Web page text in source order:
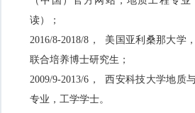
读）；
2016/8-2018/8 ， 美国亚利桑那大学
联合培养博士研究生；
2009/9-2013/6 ， 西安科技大学地质
专业，工学学士。